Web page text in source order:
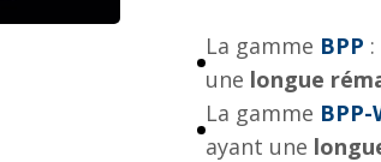
La gamme BPP
une longue
La gamme BPP-
ayant une